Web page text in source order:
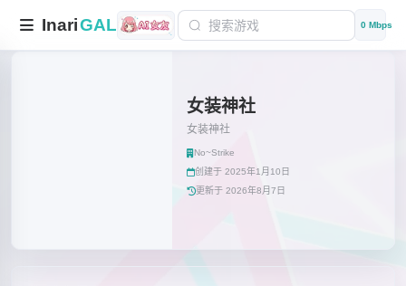
InariGAL 0 Mbps
女装神社
女装神社
No~Strike
创建于 2025年1月10日
更新于 2026年8月7日